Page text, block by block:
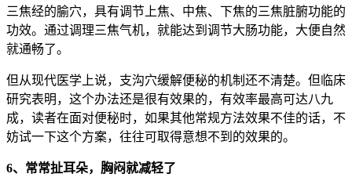
三焦经的腧穴，具有调节上焦、中焦、下焦的三焦脏腑功能的
功效。通过调理三焦气机，就能达到调节大肠功能，大便自然
就通畅了。
但从现代医学上说，支沟穴缓解便秘的机制还不清楚。但临床
研究表明，这个办法还是很有效果的，有效率最高可达八九
成，读者在面对便秘时，如果其他常规方法效果不佳的话，不
妨试一下这个方案，往往可取得意想不到的效果的。
6、常常扯耳朵，胸闷就减轻了